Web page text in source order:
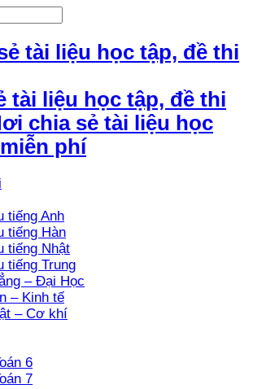
tài liệu học tập, đề thi
chia sẻ tài liệu học
phí
tiếng Anh
tiếng Hàn
tiếng Nhật
tiếng Trung
– Đại Học
– Kinh tế
– Cơ khí
6
7